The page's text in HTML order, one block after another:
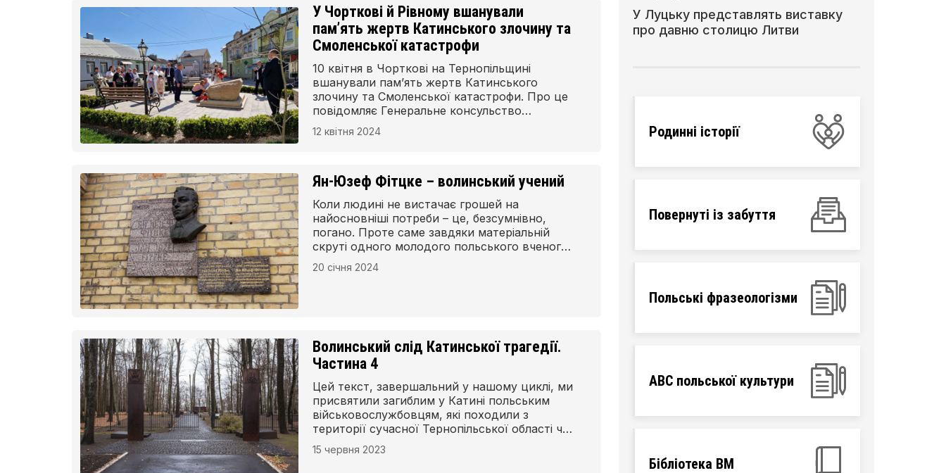
У Чорткові й Рівному вшанували
пам’ять жертв Катинського злочину та
Смоленської катастрофи
10 квітня в Чорткові на Тернопільщині
вшанували пам’ять жертв Катинського
злочину та Смоленської катастрофи. Про це
повідомляє Генеральне консульство
Республіки Польща в Луцьку.
12 квітня 2024
Ян-Юзеф Фітцке – волинський учений
Коли людині не вистачає грошей на
найосновніші потреби – це, безсумнівно,
погано. Проте саме завдяки матеріальній
скруті одного молодого польського вченого
волинська археологія та краєзнавство
збагатилися низкою важливих здобутків,
20 січня 2024
Волинський слід Катинської трагедії.
Частина 4
Цей текст, завершальний у нашому циклі, ми
присвятили загиблим у Катині польським
військовослужбовцям, які походили з
території сучасної Тернопільської області чи
були пов’язані з нею.
15 червня 2023
У Луцьку представлять виставку
про давню столицю Литви
Родинні історії
Повернуті із забуття
Польські фразеологізми
ABC польської культури
Бібліотека ВМ